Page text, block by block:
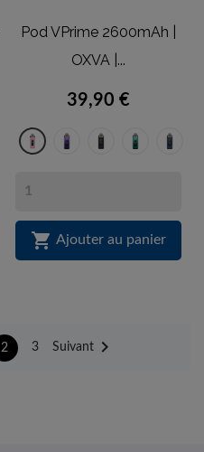
Pod VPrime 2600mAh |
OXVA |...
39,90 €
SakuraAuroraBlack
 Ajouter au panier
2 3 Suivant